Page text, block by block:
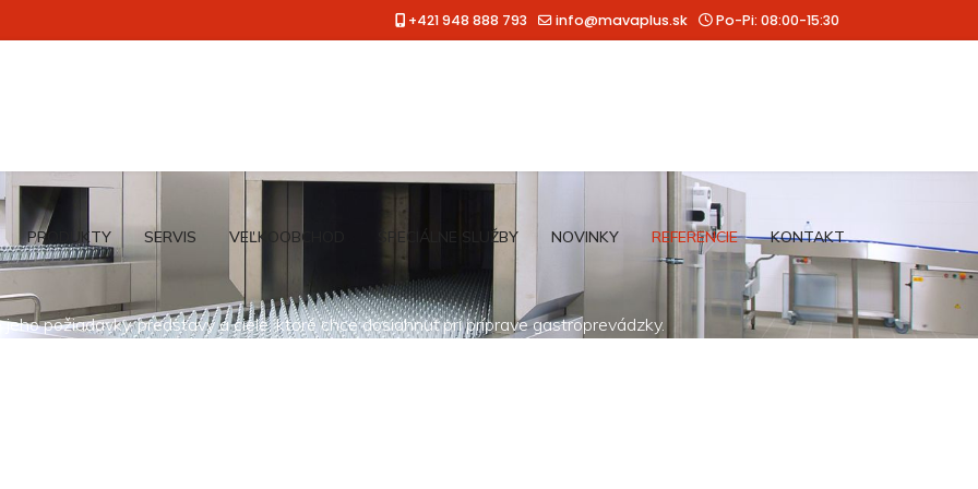
+421 948 888 793 info@mavaplus.sk Po-Pi: 08:00-15:30
PRODUKTY SERVIS VEĽKOOBCHOD ŠPECIÁLNE SLUŽBY NOVINKY REFERENCIE KONTAKT
požiadavky, predstavy a ciele, ktoré chce dosiahnuť pri príprave gastroprevádzky.